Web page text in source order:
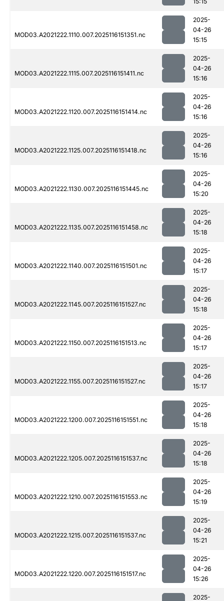
MOD03.A2021222.1110.007.2025116151351.nc
2025-
04-26
15:15
MOD03.A2021222.1115.007.2025116151411.nc
2025-
04-26
15:16
MOD03.A2021222.1120.007.2025116151414.nc
2025-
04-26
15:16
MOD03.A2021222.1125.007.2025116151418.nc
2025-
04-26
15:16
MOD03.A2021222.1130.007.2025116151445.nc
2025-
04-26
15:20
MOD03.A2021222.1135.007.2025116151458.nc
2025-
04-26
15:18
MOD03.A2021222.1140.007.2025116151501.nc
2025-
04-26
15:17
MOD03.A2021222.1145.007.2025116151527.nc
2025-
04-26
15:18
MOD03.A2021222.1150.007.2025116151513.nc
2025-
04-26
15:17
MOD03.A2021222.1155.007.2025116151527.nc
2025-
04-26
15:17
MOD03.A2021222.1200.007.2025116151551.nc
2025-
04-26
15:18
MOD03.A2021222.1205.007.2025116151537.nc
2025-
04-26
15:18
MOD03.A2021222.1210.007.2025116151553.nc
2025-
04-26
15:19
MOD03.A2021222.1215.007.2025116151537.nc
2025-
04-26
15:21
MOD03.A2021222.1220.007.2025116151517.nc
2025-
04-26
15:26
2025-